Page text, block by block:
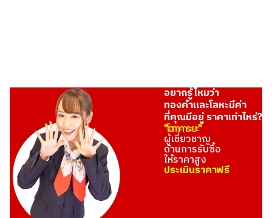
อยากรู้ไหมว่า
ทองคำและโลหะมีค่า
ที่คุณมีอยู่ ราคาเท่าไหร่?
"โอทาคาระยะ"
ผู้เชี่ยวชาญ
ด้านการรับซื้อ
ให้ราคาสูง
ประเมินราคาฟรี